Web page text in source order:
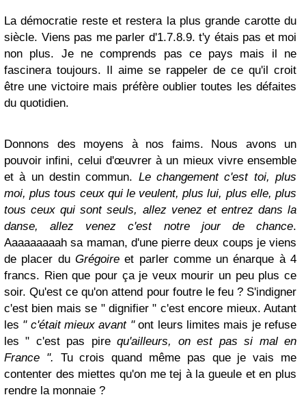
La démocratie reste et restera la plus grande carotte du
siècle. Viens pas me parler d'1.7.8.9. t'y étais pas et moi
non plus. Je ne comprends pas ce pays mais il ne
fascinera toujours. Il aime se rappeler de ce qu'il croit
être une victoire mais préfère oublier toutes les défaites
du quotidien.
Donnons des moyens à nos faims. Nous avons un
pouvoir infini, celui d'œuvrer à un mieux vivre ensemble
et à un destin commun. Le changement c'est toi, plus
moi, plus tous ceux qui le veulent, plus lui, plus elle, plus
tous ceux qui sont seuls, allez venez et entrez dans la
danse, allez venez c'est notre jour de chance.
Aaaaaaaaah sa maman, d'une pierre deux coups je viens
de placer du Grégoireet parler comme un énarque à 4
francs. Rien que pour ça je veux mourir un peu plus ce
soir. Qu'est ce qu'on attend pour foutre le feu ? S'indigner
c'est bien mais se " dignifier " c'est encore mieux. Autant
les " c'était mieux avant "ont leurs limites mais je refuse
les " c'est pas pirequ'ailleurs, on est pas si mal en
France ". Tu crois quand même pas que je vais me
contenter des miettes qu'on me tej à la gueule et en plus
rendre la monnaie ?